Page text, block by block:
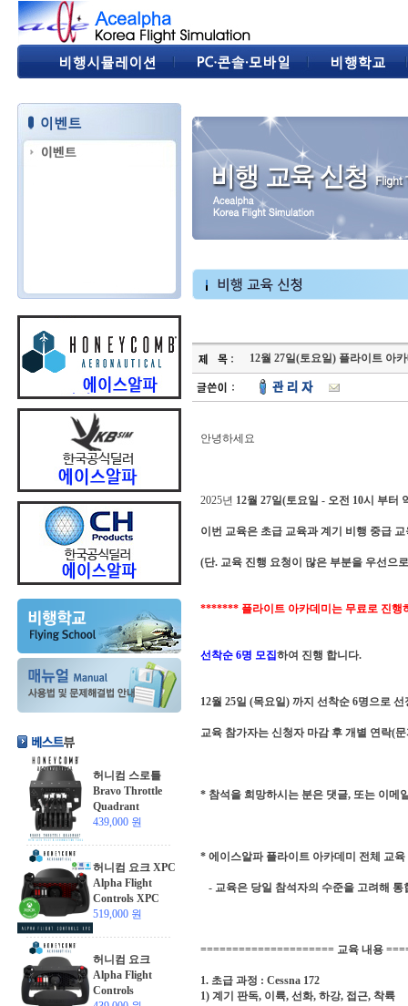
허니컴 스로틀
Bravo Throttle
Quadrant
439,000 원
허니컴 요크 XPC
Alpha Flight
Controls XPC
519,000 원
허니컴 요크
Alpha Flight
Controls
12월 27일(토요일) 플라이트 아
안녕하세요
2025년 12월 27일(토요일 - 오전 10시 부터
이번 교육은 초급 교육과 계기 비행 중급
(단. 교육 진행 요청이 많은 부분을 우선으
******* 플라이트 아카데미는 무료로 진
선착순 6명 모집하여 진행 합니다.
12월 25일 (목요일) 까지 선착순 6명으로 선
교육 참가자는 신청자 마감 후 개별 연락(
* 참석을 희망하시는 분은 댓글, 또는 이메
* 에이스알파 플라이트 아카데미 전체 교육
- 교육은 당일 참석자의 수준을 고려해 통
===================== 교육 내용
1. 초급 과정 : Cessna 172
1) 계기 판독, 이륙, 선화, 하강, 접근, 착륙